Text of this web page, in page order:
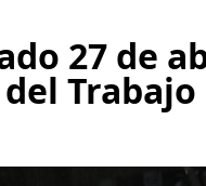
27 de
Trabajo